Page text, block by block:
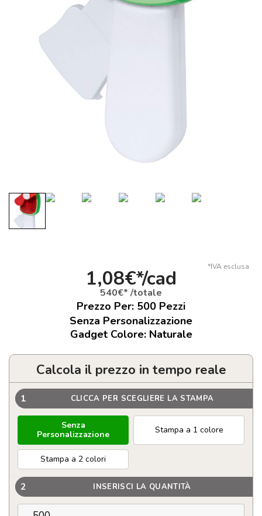
*IVA esclusa
1,08€*/cad
540€* /totale
Prezzo Per: 500 Pezzi
Senza Personalizzazione
Gadget Colore: Naturale
Calcola il prezzo in tempo reale
1 CLICCA PER SCEGLIERE LA STAMPA
Senza
Personalizzazione
Stampa a 1 colore
Stampa a 2 colori
2 INSERISCI LA QUANTITÀ